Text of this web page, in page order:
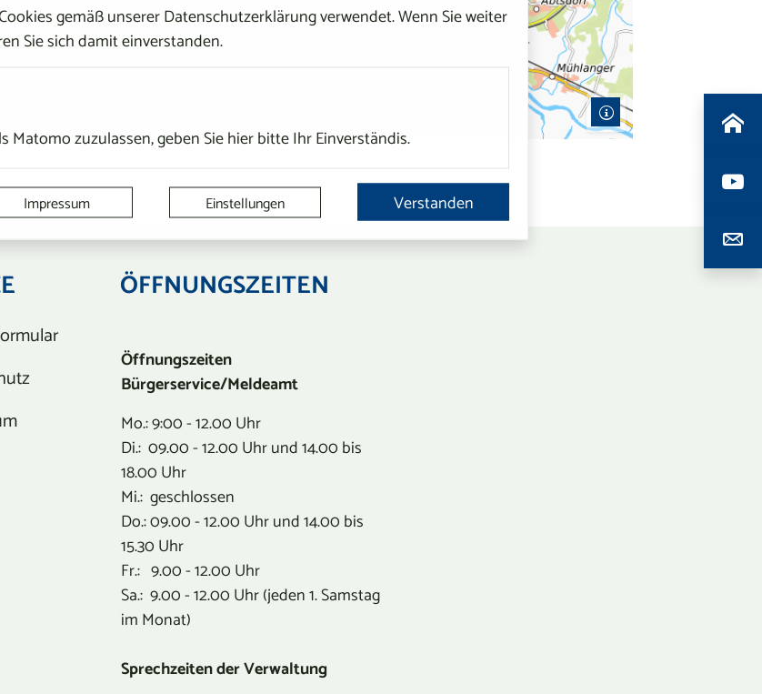
gemäß unserer Datenschutzerklärung verwendet. Wenn Sie weiter
Sie sich damit einverstanden.
Matomo zuzulassen, geben Sie hier bitte Ihr Einverständis.
Impressum Einstellungen Verstanden
ÖFFNUNGSZEITEN
Öffnungszeiten
Bürgerservice/Meldeamt
Mo.: 9:00 - 12.00 Uhr
Di.: 09.00 - 12.00 Uhr und 14.00 bis
18.00 Uhr
Mi.: geschlossen
Do.: 09.00 - 12.00 Uhr und 14.00 bis
15.30 Uhr
Fr.: 9.00 - 12.00 Uhr
Sa.: 9.00 - 12.00 Uhr (jeden 1. Samstag
im Monat)
Sprechzeiten der Verwaltung